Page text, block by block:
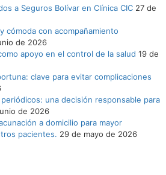
a Seguros Bolívar en Clínica CIC 27 de
cómoda con acompañamiento
de 2026
apoyo en el control de la salud 19 de
clave para evitar complicaciones
una decisión responsable para
de 2026
a domicilio para mayor
pacientes. 29 de mayo de 2026